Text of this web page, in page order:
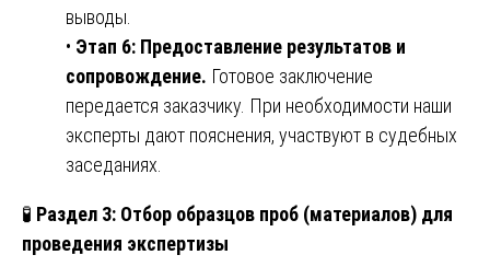
выводы.
• Этап 6: Предоставление результатов и
сопровождение. Готовое заключение
передается заказчику. При необходимости наши
эксперты дают пояснения, участвуют в судебных
заседаниях.
🧪 Раздел 3: Отбор образцов проб (материалов) для
проведения экспертизы